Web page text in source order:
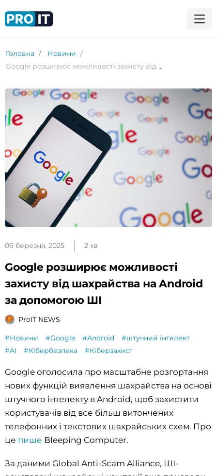
Головна
Новини
Google розширює можливості захисту від шахрайства на Android за допомогою ШІ
06 березня, 2025 2 хв
Google розширює можливості
захисту від шахрайства на Android
за допомогою ШІ
ProIT NEWS
#Новини #Google #Android
#штучний інтелект
#AI
#Кібербезпека #Кіберзахист
Google оголосила про масштабне розгортання
нових функцій виявлення шахрайства на основі
штучного інтелекту в Android, щоб захистити
користувачів від все більш витончених
телефонних і текстових шахрайських схем. Про
це пише Bleeping Computer.
За даними Global Anti-Scam Alliance, ШІ-